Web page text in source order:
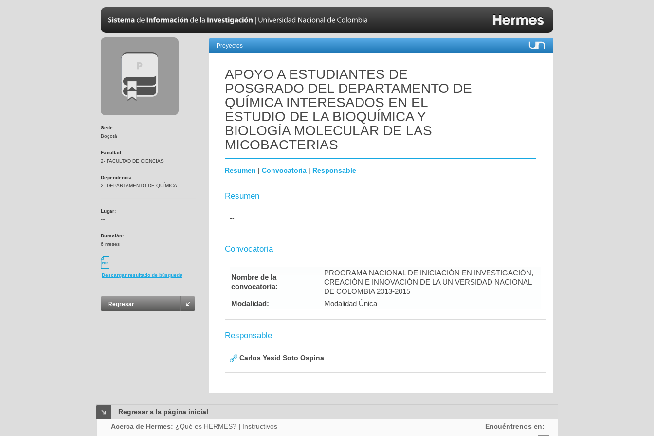
Sede:
Bogotá
Facultad:
2- FACULTAD DE CIENCIAS
Dependencia:
2- DEPARTAMENTO DE QUÍMICA
Lugar:
---
Duración:
6 meses
Descargar resultado de búsqueda
Regresar
Proyectos
APOYO A ESTUDIANTES DE
POSGRADO DEL DEPARTAMENTO DE
QUÍMICA INTERESADOS EN EL
ESTUDIO DE LA BIOQUÍMICA Y
BIOLOGÍA MOLECULAR DE LAS
MICOBACTERIAS
Resumen | Convocatoria | Responsable
Resumen
--
Convocatoria
Nombre de la
convocatoria:
PROGRAMA NACIONAL DE INICIACIÓN EN INVESTIGACIÓN,
CREACIÓN E INNOVACIÓN DE LA UNIVERSIDAD NACIONAL
DE COLOMBIA 2013-2015
Modalidad:
Modalidad Única
Responsable
Carlos Yesid Soto Ospina
Regresar a la página inicial
Acerca de Hermes: ¿Qué es HERMES? | Instructivos Encuéntrenos en: